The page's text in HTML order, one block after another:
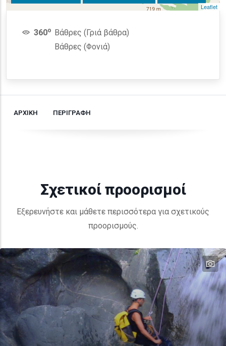
Leaflet
360o Βάθρες (Γριά βάθρα)
Βάθρες (Φονιά)
ΑΡΧΙΚΗ ΠΕΡΙΓΡΑΦΗ
Σχετικοί προορισμοί
Εξερευνήστε και μάθετε περισσότερα για σχετικούς
προορισμούς.